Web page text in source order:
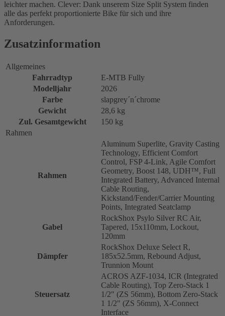
leichter machen. Clever: Dank unserem Size Split System finden
alle das perfekt proportionierte Bike für sich und ihre
Anforderungen.
Zusatzinformation
Allgemeines
Fahrradtyp
E-MTB Fully
Modelljahr
2026
Farbe
slapgrey´n´chrome
Gewicht
28,6 kg
Zul. Gesamtgewicht
150 kg
Rahmen
Rahmen
Aluminum Superlite, Gravity Casting
Technology, Efficient Comfort
Control, FSP 4-Link, Agile Comfort
Geometry, Boost 148, UDH™, Full
Integrated Battery, Advanced Internal
Cable Routing,
Kickstand/Fender/Carrier Mounting
Points, Integrated Seatclamp
Gabel
RockShox Psylo Silver RC Air,
Tapered, 15x110mm, Lockout,
120mm
Dämpfer
RockShox Deluxe Select R,
185x52.5mm, Rebound Adjust,
Trunnion Mount
Steuersatz
ACROS AZF-1034, ICR (Integrated
Cable Routing), Top Zero-Stack 1
1/2" (ZS 56mm), Bottom Zero-Stack
1 1/2" (ZS 56mm), X-Connect
Interface